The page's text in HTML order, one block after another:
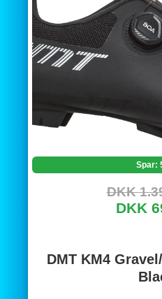
Spar:
DKK
DKK
DMT KM4